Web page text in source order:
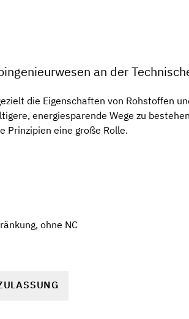
an der
die Eigenschaften von Rohstoffen
energiesparende Wege zu
Prinzipien eine große Rolle.
ohne NC